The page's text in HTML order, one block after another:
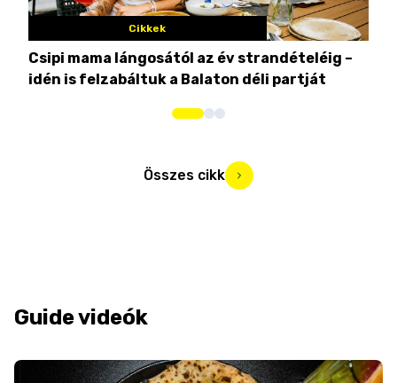
Cikkek
Csipi mama lángosától az év strandételéig –
idén is felzabáltuk a Balaton déli partját
Összes cikk
Guide videók